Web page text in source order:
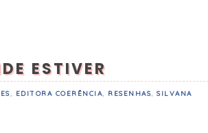
ESTIVER
EDITORA COERÊNCIA RESENHAS SILVANA